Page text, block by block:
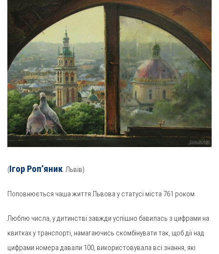
(Ігор Роп’яник . Львів)
Поповнюється чаша життя Львова у статусі міста 761 роком.
Люблю числа, у дитинстві завжди успішно бавилась з цифрами на
квитках у транспорті, намагаючись скомбінувати так, щоб дії над
цифрами номера давали 100, використовувала всі знання, які